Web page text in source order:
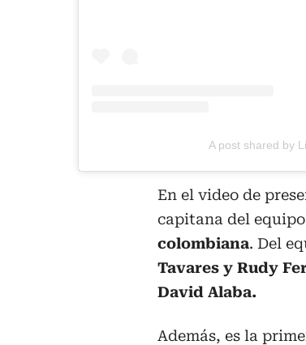
A post shared by
En el video de
capitana del
colombiana. Del
Tavares y Rudy
David Alaba.
Además, es la